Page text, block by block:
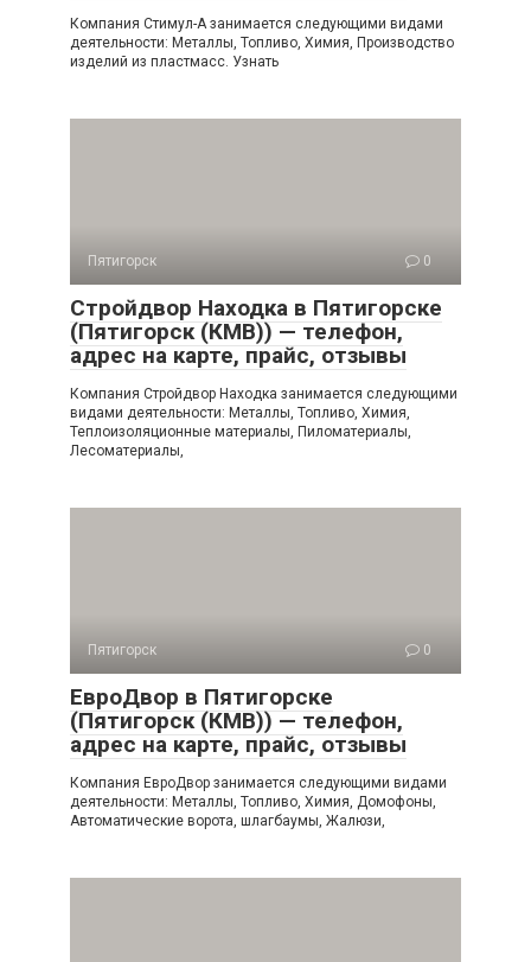
Компания Стимул-А занимается следующими видами
деятельности: Металлы, Топливо, Химия, Производство
изделий из пластмасс. Узнать
Пятигорск 0
Стройдвор Находка в Пятигорске
(Пятигорск (КМВ)) — телефон,
адрес на карте, прайс, отзывы
Компания Стройдвор Находка занимается следующими
видами деятельности: Металлы, Топливо, Химия,
Теплоизоляционные материалы, Пиломатериалы,
Лесоматериалы,
Пятигорск 0
ЕвроДвор в Пятигорске
(Пятигорск (КМВ)) — телефон,
адрес на карте, прайс, отзывы
Компания ЕвроДвор занимается следующими видами
деятельности: Металлы, Топливо, Химия, Домофоны,
Автоматические ворота, шлагбаумы, Жалюзи,